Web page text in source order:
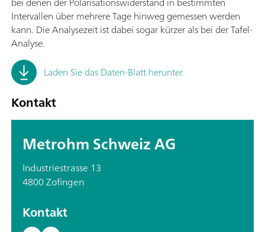
Intervallen über mehrere Tage hinweg gemessen werden
kann. Die Analysezeit ist dabei sogar kürzer als bei der Tafel-
Analyse.
Laden Sie das Daten-Blatt herunter
Kontakt
Metrohm Schweiz AG
Industriestrasse 13
4800 Zofingen
Kontakt